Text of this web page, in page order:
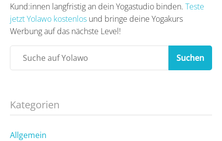
Kund:innen langfristig an dein Yogastudio binden. Teste
jetzt Yolawo kostenlos und bringe deine Yogakurs
Werbung auf das nächste Level!
Suchen
Kategorien
Allgemein